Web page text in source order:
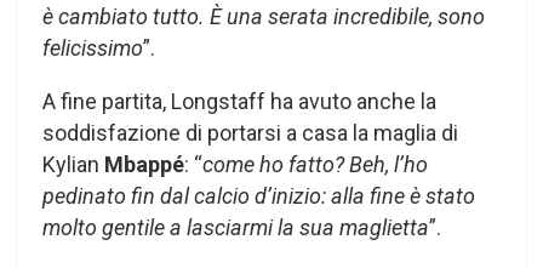
è cambiato tutto. È una serata incredibile, sono
felicissimo”.
A fine partita, Longstaff ha avuto anche la
soddisfazione di portarsi a casa la maglia di
Kylian Mbappé: “come ho fatto? Beh, l’ho
pedinato fin dal calcio d’inizio: alla fine è stato
molto gentile a lasciarmi la sua maglietta”.